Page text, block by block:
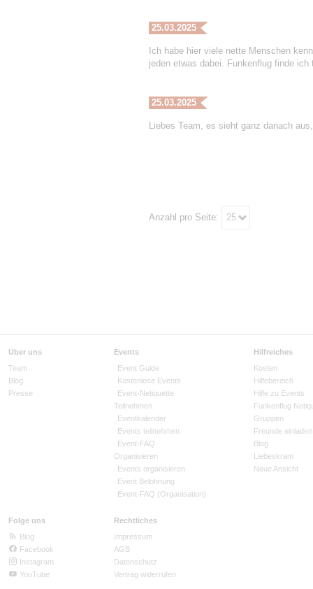
25.03.2025
Ich habe hier viele nette Menschen
jeden etwas dabei. Funkenflug finde ich
25.03.2025
Liebes Team, es sieht ganz danach
Anzahl pro Seite: 25
Über uns
Team
Blog
Presse
Events
Event Guide
Kostenlose Events
Event-Netiquette
Teilnehmen
Eventkalender
Events teilnehmen
Event-FAQ
Organisieren
Events organisieren
Event Belohnung
Event-FAQ (Organisation)
Hilfreiches
Kosten
Hilfebereich
Hilfe zu Events
Funkenflug
Gruppen
Freunde einladen
Blog
Liebeskram
Neue Ansicht
Folge uns
Blog
Facebook
Instagram
YouTube
Rechtliches
Impressum
AGB
Datenschutz
Vertrag widerrufen